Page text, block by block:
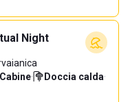
Night
Cabine· Doccia calda·